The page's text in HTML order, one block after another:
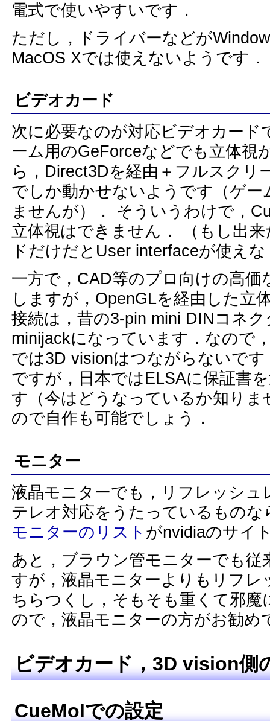
電式で使いやすいです．
ただし，ドライバーなどが
MacOS Xでは使えないようです．
ビデオカード
次に必要なのが対応ビデオカー
ーム用のGeForceなどでも立体視
ら，Direct3Dを経由＋フルスクリ
でしか動かせないようです（ゲ
ませんが）． そういうわけで，
立体視はできません． （もし出
ドだけだとUser interfaceが使え
一方で，CAD等のプロ向けの高
しますが，OpenGLを経由した立
接続は，昔の3-pin mini DINコネ
minijackになっています．なので
では3D visionはつながらないで
ですが，日本ではELSAに保証書
す（今はどうなっているか知り
ので自作も可能でしょう．
モニター
液晶モニターでも，リフレッシ
テレオ対応をうたっているもの
モニターのリスト がnvidiaのサイ
あと，ブラウン管モニターでも
すが，液晶モニターよりもリフ
ちらつくし，そもそも重くて邪
ので，液晶モニターの方がお勧め
ビデオカード，3D vision側
CueMolでの設定